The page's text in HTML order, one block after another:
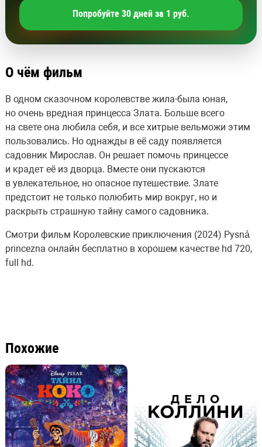
Попробуйте 30 дней за 1 руб.
О чём фильм
В одном сказочном королевстве жила-была юная,
но очень вредная принцесса Злата. Больше всего
на свете она любила себя, и все хитрые вельможи этим
пользовались. Но однажды в её саду появляется
садовник Мирослав. Он решает помочь принцессе
и крадет её из дворца. Вместе они пускаются
в увлекательное, но опасное путешествие. Злате
предстоит не только полюбить мир вокруг, но и
раскрыть страшную тайну самого садовника.
Смотри фильм Королевские приключения (2024) Pysná
princezna онлайн бесплатно в хорошем качестве hd 720,
full hd.
Похожие